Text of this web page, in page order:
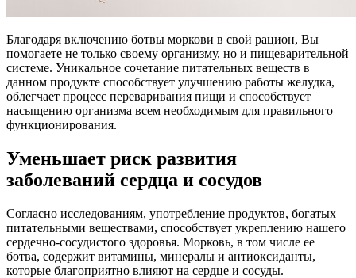
Благодаря включению ботвы моркови в свой рацион, Вы
помогаете не только своему организму, но и пищеварительной
системе. Уникальное сочетание питательных веществ в
данном продукте способствует улучшению работы желудка,
облегчает процесс переваривания пищи и способствует
насыщению организма всем необходимым для правильного
функционирования.
Уменьшает риск развития
заболеваний сердца и сосудов
Согласно исследованиям, употребление продуктов, богатых
питательными веществами, способствует укреплению нашего
сердечно-сосудистого здоровья. Морковь, в том числе ее
ботва, содержит витамины, минералы и антиоксиданты,
которые благоприятно влияют на сердце и сосуды.